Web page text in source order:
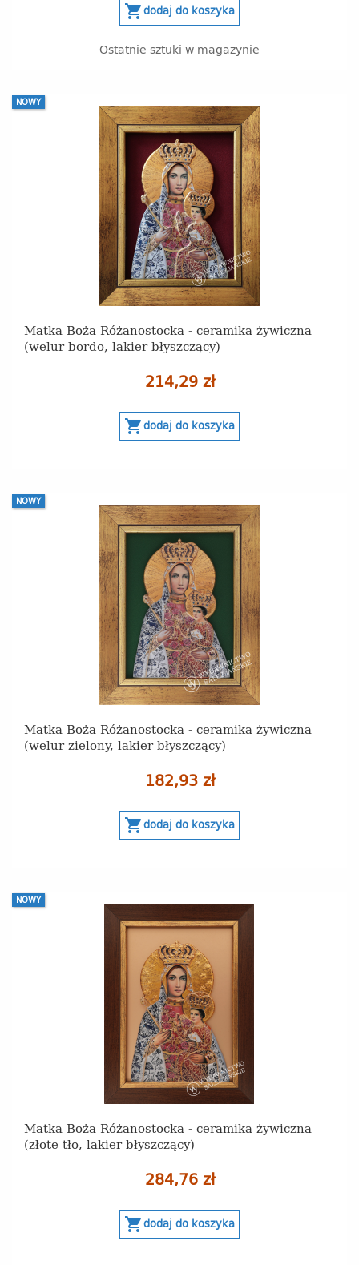
shopping_cartdodaj do koszyka
Ostatnie sztuki w magazynie
Matka Boża Różanostocka - ceramika żywiczna
(welur bordo, lakier błyszczący)
214,29 zł
NOWY
shopping_cartdodaj do koszyka
Matka Boża Różanostocka - ceramika żywiczna
(welur zielony, lakier błyszczący)
182,93 zł
NOWY
shopping_cartdodaj do koszyka
Matka Boża Różanostocka - ceramika żywiczna
(złote tło, lakier błyszczący)
284,76 zł
NOWY
shopping_cartdodaj do koszyka